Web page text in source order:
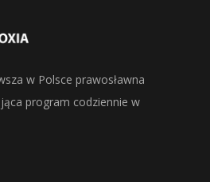
w Polsce prawosławna
program codziennie w